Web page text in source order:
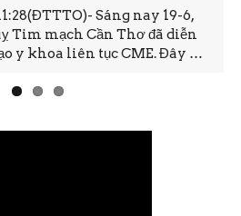
Sáng nay 19-6,
Tim mạch Cần Thơ đã diễn
y khoa liên tục CME. Đây …